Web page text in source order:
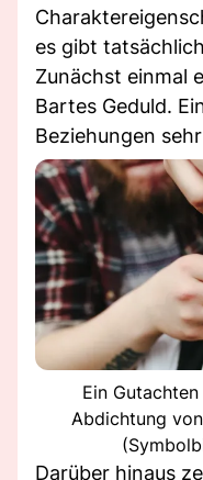
es gibt
Zunächst einmal
Bartes Geduld.
Beziehungen
Ein
Abdichtung
Darüber hinaus